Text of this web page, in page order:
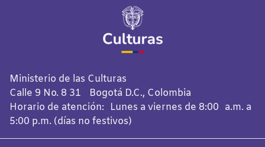
Ministerio de las Culturas
Calle 9 No. 8 31 Bogotá D.C., Colombia
Horario de atención: Lunes a viernes de 8:00 a.m. a
5:00 p.m. (días no festivos)